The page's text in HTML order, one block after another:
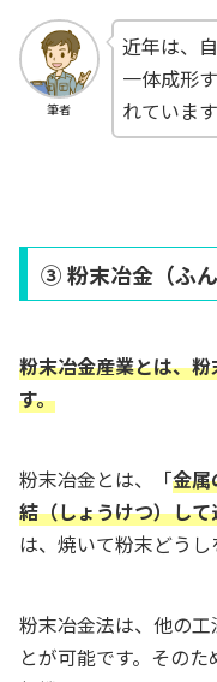
筆者
近年は、
一体成形
れています
③ 粉末冶金（ふ
粉末冶金産業とは、
す。
粉末冶金とは、「金属
結（しょうけつ）し
は、焼いて粉末どうし
粉末冶金法は、他の
とが可能です。その